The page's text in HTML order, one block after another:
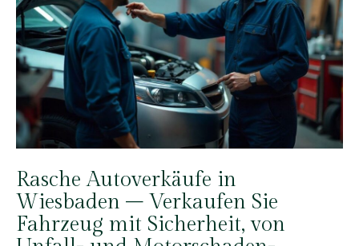
Rasche Autoverkäufe in
Wiesbaden – Verkaufen Sie
Fahrzeug mit Sicherheit, von